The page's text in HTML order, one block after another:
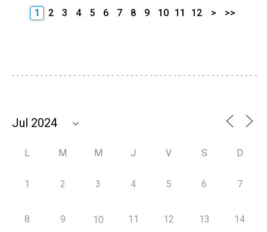
1 2 3 4 5 6 7 8 9 10 11 12 > >>
L M M J V S D
1 2 3 4 5 6 7
8 9 10 11 12 13 14